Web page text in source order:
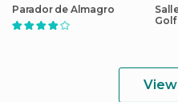
Parador de Almagro
Golf